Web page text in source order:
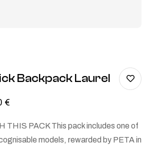
Backpack Laurel
€
THIS PACK This pack includes one of
models, rewarded by PETA in